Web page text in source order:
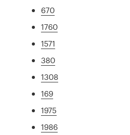
670
1760
1571
380
1308
169
1975
1986